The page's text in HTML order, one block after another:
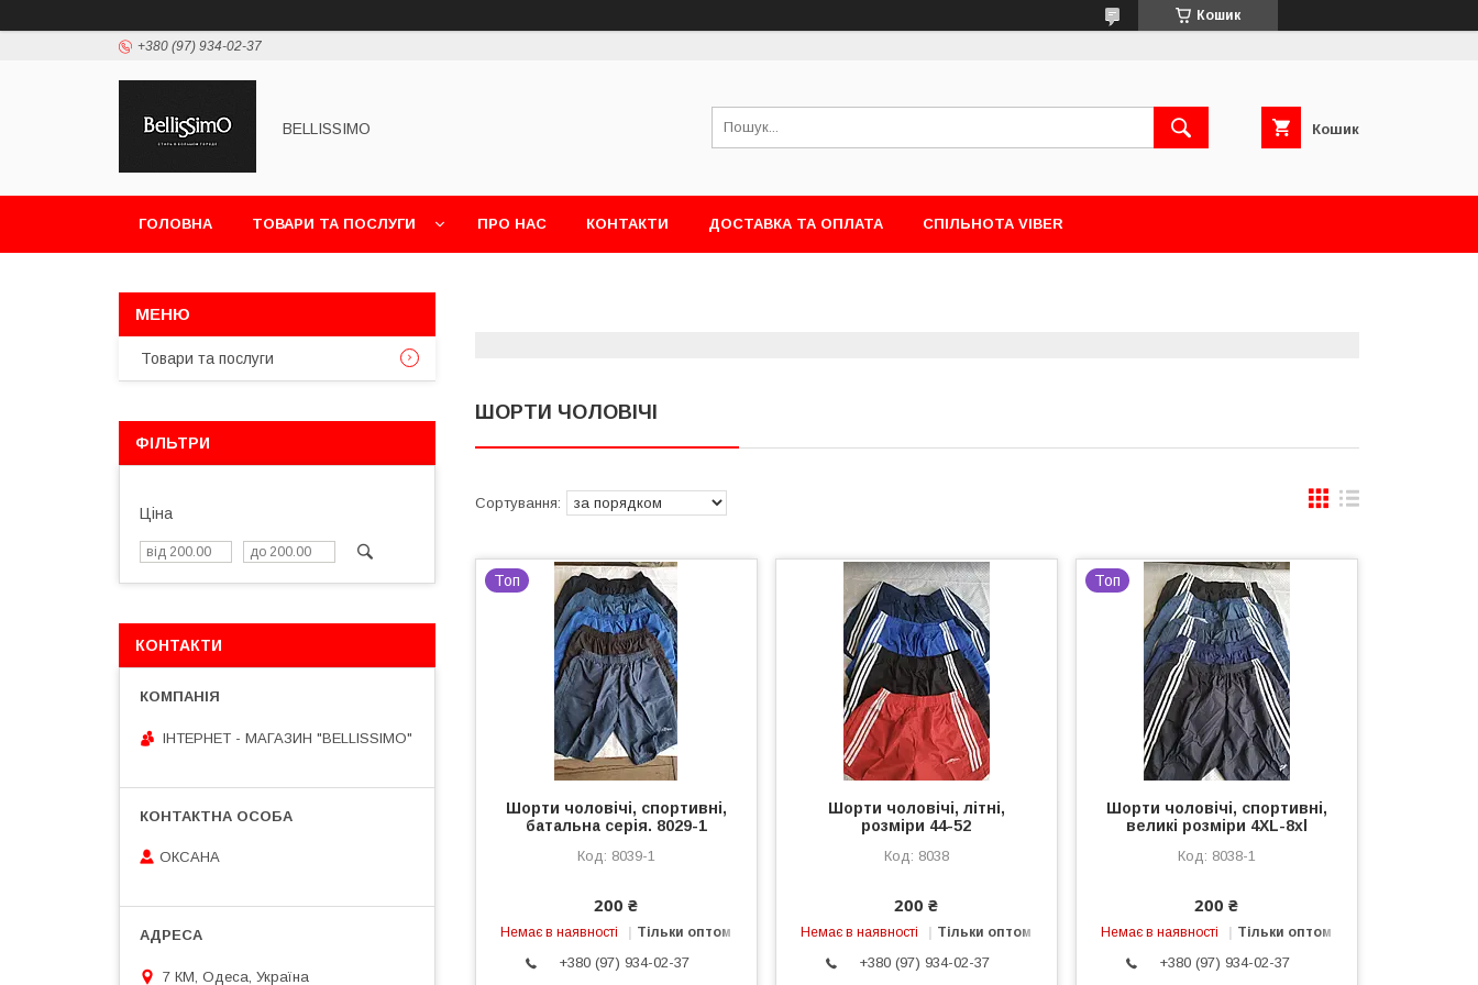
Кошик
+380 (97) 934-02-37
BELLISSIMO Кошик
ГОЛОВНА ТОВАРИ ТА ПОСЛУГИ ПРО НАС КОНТАКТИ ДОСТАВКА ТА ОПЛАТА СПІЛЬНОТА VIBER
ШОРТИ ЧОЛОВІЧІ
Топ
Шорти чоловічі, спортивні,
батальна серія. 8029-1
8039-1
200 ₴
Немає в наявності Тільки оптом
+380 (97) 934-02-37
Шорти чоловічі, літні,
розміри 44-52
8038
200 ₴
Немає в наявності Тільки оптом
+380 (97) 934-02-37
Топ
Шорти чоловічі, спортивні,
великі розміри 4XL-8xl
8038-1
200 ₴
Немає в наявності Тільки оптом
+380 (97) 934-02-37
Товари та послуги
ФІЛЬТРИ
Ціна
КОНТАКТИ
ІНТЕРНЕТ - МАГАЗИН "BELLISSIMO"
ОКСАНА
7 КМ, Одеса, Україна